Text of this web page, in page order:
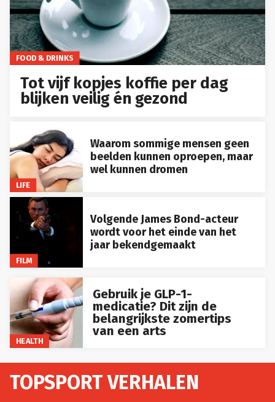
FOOD & DRINKS
Tot vijf kopjes koffie per dag
blijken veilig én gezond
LIFE
Waarom sommige mensen geen
beelden kunnen oproepen, maar
wel kunnen dromen
FILM
Volgende James Bond-acteur
wordt voor het einde van het
jaar bekendgemaakt
HEALTH
Gebruik je GLP-1-
medicatie? Dit zijn de
belangrijkste zomertips
van een arts
TOPSPORT VERHALEN